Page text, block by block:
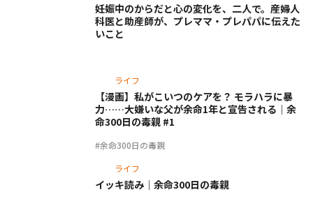
妊娠中のからだと心の変化を、二人で。産婦人
科医と助産師が、プレママ・プレパパに伝えた
いこと
ライフ
#余命300日の毒親
【漫画】私がこいつのケアを？ モラハラに暴
力……大嫌いな父が余命1年と宣告される｜余
命300日の毒親 #1
ライフ
イッキ読み｜余命300日の毒親